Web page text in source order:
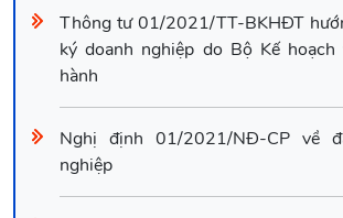
Thông tư 01/2021/TT-BKHĐT
ký doanh nghiệp do Bộ Kế
hành
Nghị định 01/2021/NĐ-CP về
nghiệp